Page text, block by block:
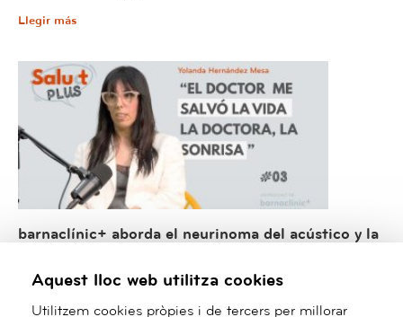
Llegir más
barnaclínic+ aborda el neurinoma del acústico y la
Plus”
barnaclínic+ que acerca experiencias reales de salud de la mano
Aquest lloc web utilitza cookies
Utilitzem cookies pròpies i de tercers per millorar